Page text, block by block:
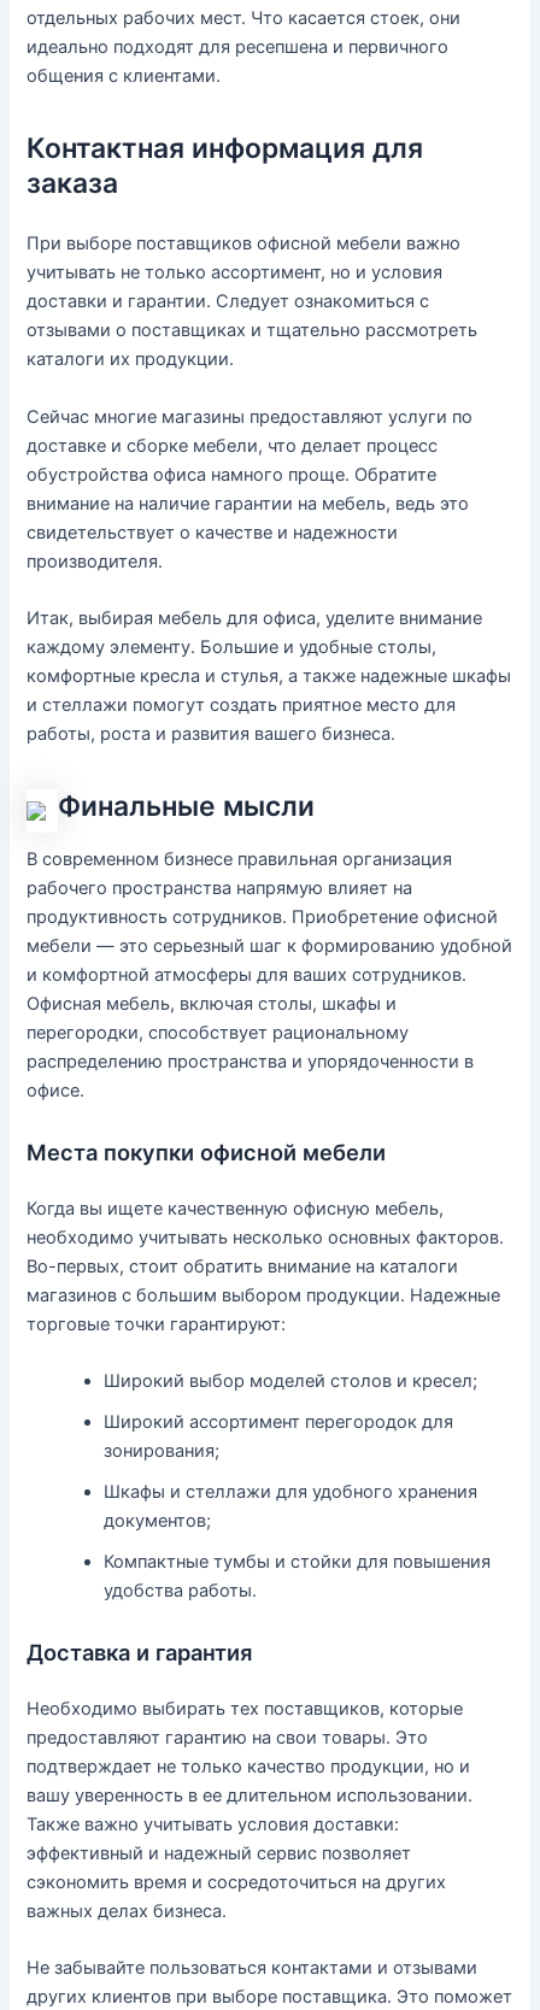
отдельных рабочих мест. Что касается стоек, они
идеально подходят для ресепшена и первичного
общения с клиентами.
Контактная информация для
заказа
При выборе поставщиков офисной мебели важно
учитывать не только ассортимент, но и условия
доставки и гарантии. Следует ознакомиться с
отзывами о поставщиках и тщательно рассмотреть
каталоги их продукции.
Сейчас многие магазины предоставляют услуги по
доставке и сборке мебели, что делает процесс
обустройства офиса намного проще. Обратите
внимание на наличие гарантии на мебель, ведь это
свидетельствует о качестве и надежности
производителя.
Итак, выбирая мебель для офиса, уделите внимание
каждому элементу. Большие и удобные столы,
комфортные кресла и стулья, а также надежные шкафы
и стеллажи помогут создать приятное место для
работы, роста и развития вашего бизнеса.
Финальные мысли
В современном бизнесе правильная организация
рабочего пространства напрямую влияет на
продуктивность сотрудников. Приобретение офисной
мебели — это серьезный шаг к формированию удобной
и комфортной атмосферы для ваших сотрудников.
Офисная мебель, включая столы, шкафы и
перегородки, способствует рациональному
распределению пространства и упорядоченности в
офисе.
Места покупки офисной мебели
Когда вы ищете качественную офисную мебель,
необходимо учитывать несколько основных факторов.
Во-первых, стоит обратить внимание на каталоги
магазинов с большим выбором продукции. Надежные
торговые точки гарантируют:
Широкий выбор моделей столов и кресел;
Широкий ассортимент перегородок для
зонирования;
Шкафы и стеллажи для удобного хранения
документов;
Компактные тумбы и стойки для повышения
удобства работы.
Доставка и гарантия
Необходимо выбирать тех поставщиков, которые
предоставляют гарантию на свои товары. Это
подтверждает не только качество продукции, но и
вашу уверенность в ее длительном использовании.
Также важно учитывать условия доставки:
эффективный и надежный сервис позволяет
сэкономить время и сосредоточиться на других
важных делах бизнеса.
Не забывайте пользоваться контактами и отзывами
других клиентов при выборе поставщика. Это поможет